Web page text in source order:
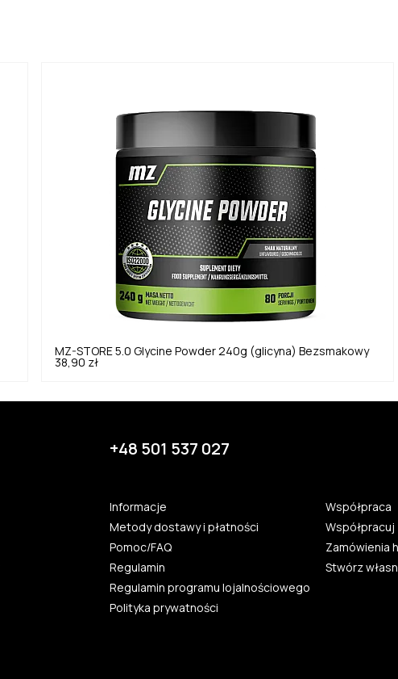
MZ-STORE 5.0 Glycine Powder 240g (glicyna) Bezsmakowy
38,90 zł
+48 501 537 027
Informacje
Metody dostawy i płatności
Pomoc/FAQ
Regulamin
Regulamin programu lojalnościowego
Polityka prywatności
Współpraca
Współpracuj
Zamówienia
Stwórz